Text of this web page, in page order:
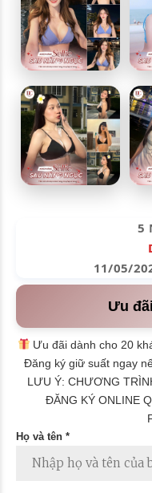
5
11/05/
Ưu
Ưu đãi dành cho 20
Đăng ký giữ suất ngay
LƯU Ý: CHƯƠNG
ĐĂNG KÝ ONLINE
Họ và tên *